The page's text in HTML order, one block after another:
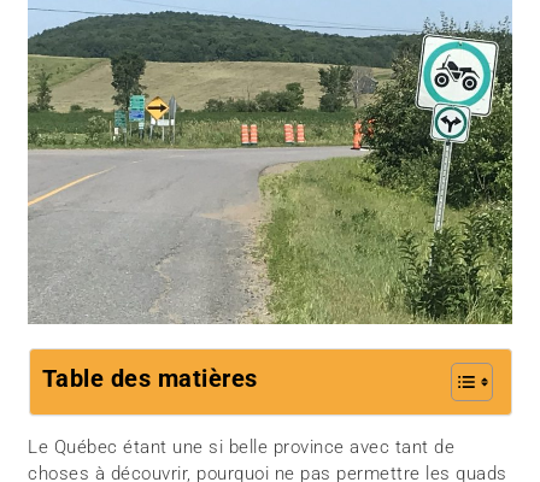
Table des matières
Le Québec étant une si belle province avec tant de
choses à découvrir, pourquoi ne pas permettre les quads